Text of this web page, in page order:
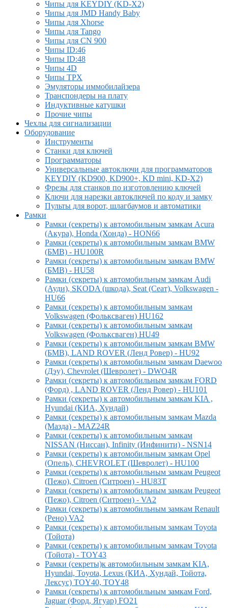
Чипы для KEYDIY (KD-X2)
Чипы для JMD Handy Baby
Чипы для Xhorse
Чипы для Tango
Чипы для CN 900
Чипы ID:46
Чипы ID:48
Чипы 4D
Чипы TPX
Эмуляторы иммобилайзера
Транспондеры на плату
Индуктивные катушки
Прочие чипы
Чехлы для сигнализации
Оборудование
Инструменты
Cтанки для ключей
Программаторы
Универсальные автоключи для программаторов
KEYDIY (KD900, KD900+, KD mini, KD-X2)
Фрезы для станков по изготовлению ключей
Ключи для нарезки автоключей по коду и замку
Пульты для ворот, шлагбаумов и автоматики
Рамки
Рамки (секреты) к автомобильным замкам Acura
(Акура), Honda (Хонда) - HON66
Рамки (секреты) к автомобильным замкам BMW
(БМВ) - HU100R
Рамки (секреты) к автомобильным замкам BMW
(БМВ) - HU58
Рамки (секреты) к автомобильным замкам Audi
(Ауди), SKODA (шкода), Seat (Сеат), Volkswagen -
HU66
Рамки (секреты) к автомобильным замкам
Volkswagen (Фольксваген) HU162
Рамки (секреты) к автомобильным замкам
Volkswagen (Фольксваген) HU49
Рамки (секреты) к автомобильным замкам BMW
(БМВ), LAND ROVER (Ленд Ровер) - HU92
Рамки (секреты) к автомобильным замкам Daewoo
(Дэу), Chevrolet (Шевролет) - DWO4R
Рамки (секреты) к автомобильным замкам FORD
(Форд) , LAND ROVER (Ленд Ровер) - HU101
Рамки (секреты) к автомобильным замкам KIA ,
Hyundai (КИА, Хундай)
Рамки (секреты) к автомобильным замкам Mazda
(Мазда) - MAZ24R
Рамки (секреты) к автомобильным замкам
NISSAN (Ниссан), Infinity (Инфинити) - NSN14
Рамки (секреты) к автомобильным замкам Opel
(Опель), CHEVROLET (Шевролет) - HU100
Рамки (секреты) к автомобильным замкам Peugeot
(Пежо), Citroen (Ситроен) - HU83T
Рамки (секреты) к автомобильным замкам Peugeot
(Пежо), Citroen (Ситроен) - VA2
Рамки (секреты) к автомобильным замкам Renault
(Рено) VA2
Рамки (секреты) к автомобильным замкам Toyota
(Тойота)
Рамки (секреты) к автомобильным замкам Toyota
(Тойота) - TOY43
Рамки (секреты)к автомобильным замкам KIA,
Hyundai, Toyota, Lexus (КИА, Хундай, Тойота,
Лексус) TOY40, TOY48
Рамки (секреты) к автомобильным замкам Ford,
Jaguar (Форд, Ягуар) FO21